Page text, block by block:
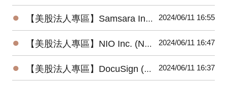
● 【美股法人專區】Samsara Inc. (IOT) 2024最新法說會重點摘要(6/6發布) 2024/06/11 16:55
● 【美股法人專區】NIO Inc. (NIO) 2024最新法說會重點摘要(6/6發布) 2024/06/11 16:47
● 【美股法人專區】DocuSign (DOCU) 2024最新法說會重點摘要(6/6發布) 2024/06/11 16:37